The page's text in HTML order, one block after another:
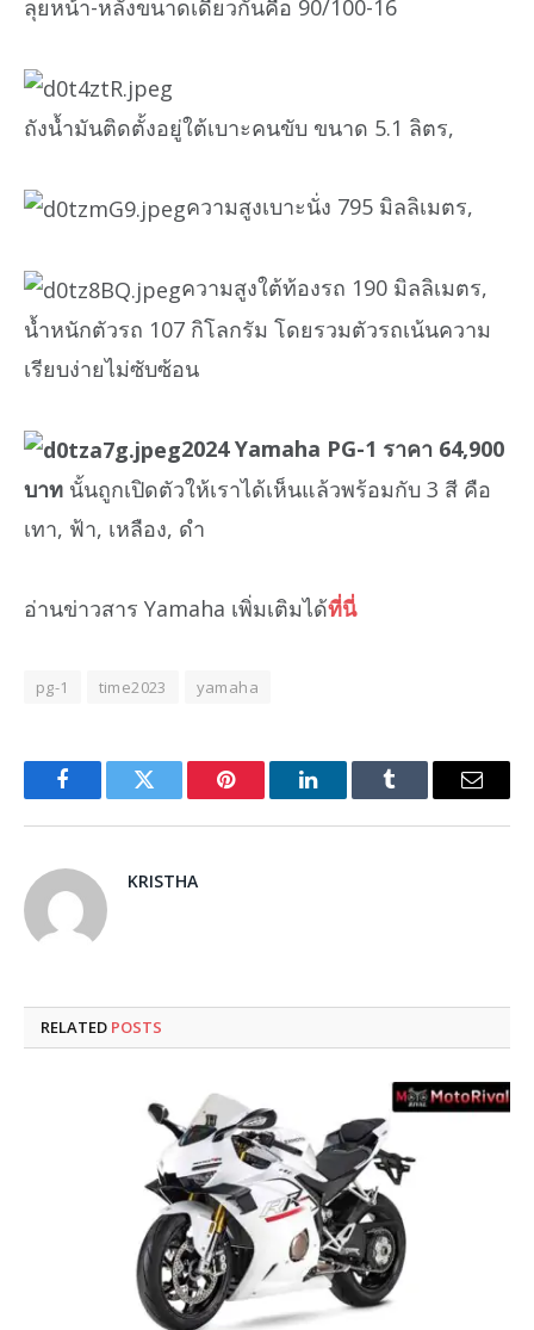
ลุยหน้า-หลังขนาดเดียวกันคือ 90/100-16
ถังน้ำมันติดตั้งอยู่ใต้เบาะคนขับ ขนาด 5.1 ลิตร,
ความสูงเบาะนั่ง 795 มิลลิเมตร,
ความสูงใต้ท้องรถ 190 มิลลิเมตร,
น้ำหนักตัวรถ 107 กิโลกรัม โดยรวมตัวรถเน้นความ
เรียบง่ายไม่ซับซ้อน
2024 Yamaha PG-1 ราคา 64,900
บาท นั้นถูกเปิดตัวให้เราได้เห็นแล้วพร้อมกับ 3 สี คือ
เทา, ฟ้า, เหลือง, ดำ
อ่านข่าวสาร Yamaha เพิ่มเติมได้ที่นี่
pg-1 time2023 yamaha
FacebookTwitter Pinterest LinkedInTumblr Email
KRISTHA
RELATED POSTS